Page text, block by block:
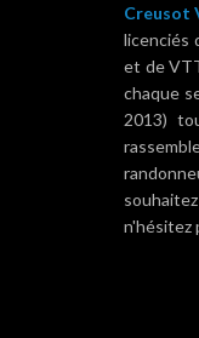
Creusot
licenciés
et de
chaque
2013)
n'hésitez